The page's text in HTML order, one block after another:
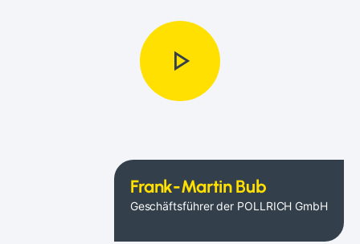
Frank-Martin Bub
Geschäftsführer der POLLRICH GmbH
play_arrow